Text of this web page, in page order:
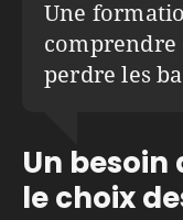
Une
comprendre
perdre les
Un
le choix